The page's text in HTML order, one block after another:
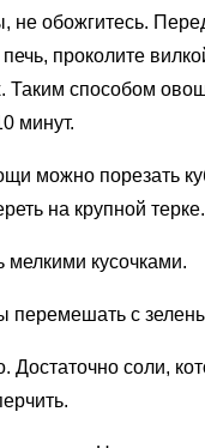
не обожгитесь.
проколите
Таким способом
минут.
можно порезать
на крупной терке.
мелкими кусочками.
перемешать с
Достаточно соли,